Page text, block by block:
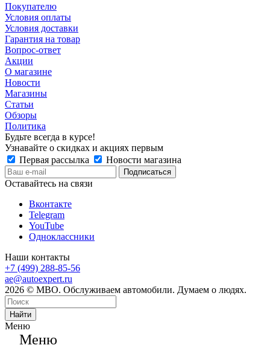
Покупателю
Условия оплаты
Условия доставки
Гарантия на товар
Вопрос-ответ
Акции
О магазине
Новости
Магазины
Статьи
Обзоры
Политика
Будьте всегда в курсе!
Узнавайте о скидках и акциях первым
Первая рассылка
Новости магазина
Оставайтесь на связи
Вконтакте
Telegram
YouTube
Одноклассники
Наши контакты
+7 (499) 288-85-56
ae@autoexpert.ru
2026 © МВО. Обслуживаем автомобили. Думаем о людях.
Найти
Меню
Меню